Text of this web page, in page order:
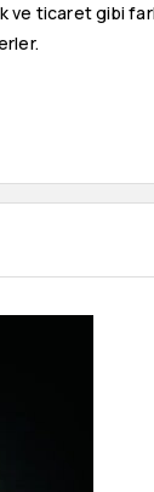
ticaret gibi